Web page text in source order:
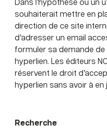
Dans l’hypothèse où un
souhaiterait mettre en
direction de ce site
d’adresser un email
formuler sa demande de
hyperlien. Les éditeurs
réservent le droit
hyperlien sans avoir à
Recherche